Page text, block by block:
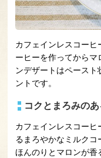
カフェインレスコーヒ
ーヒーを作ってからマ
ンデザートはペース
ントです。
コクとまろみの
カフェインレスコーヒ
るまろやかなミルクコ
ほんのりとマロンが香